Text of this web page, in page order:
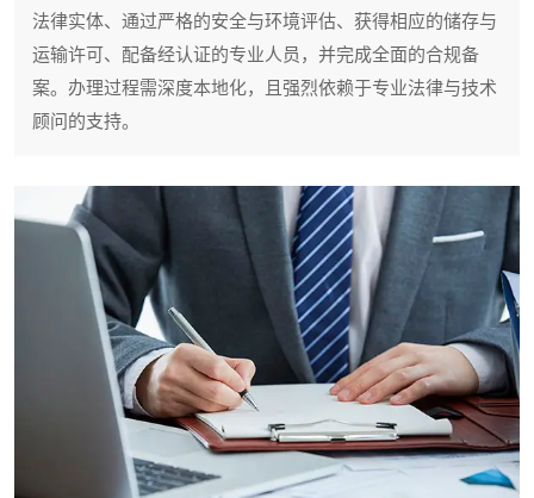
法律实体、通过严格的安全与环境评估、获得相应的储存与
运输许可、配备经认证的专业人员，并完成全面的合规备
案。办理过程需深度本地化，且强烈依赖于专业法律与技术
顾问的支持。